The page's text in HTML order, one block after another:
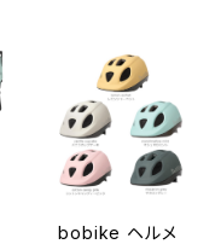
bobike ヘルメ